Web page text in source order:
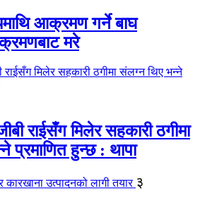
आक्रमण गर्ने बाघ
मरे
राईसँग मिलेर सहकारी ठगीमा
प्रमाणित हुन्छ : थापा
३